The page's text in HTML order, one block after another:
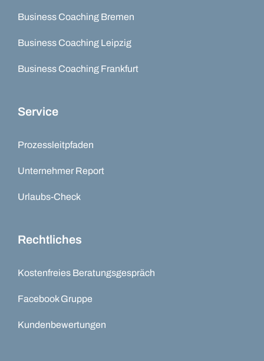
Business Coaching Bremen
Business Coaching Leipzig
Business Coaching Frankfurt
Service
Prozessleitpfaden
Unternehmer Report
Urlaubs-Check
Rechtliches
Kostenfreies Beratungsgespräch
Facebook Gruppe
Kundenbewertungen